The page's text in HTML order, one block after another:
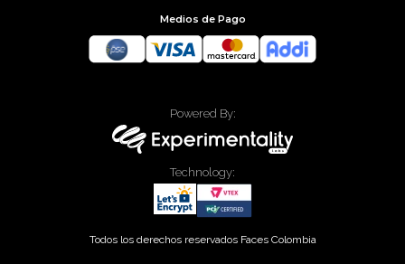
Medios de Pago
Powered By:
Technology:
Todos los derechos reservados Faces Colombia